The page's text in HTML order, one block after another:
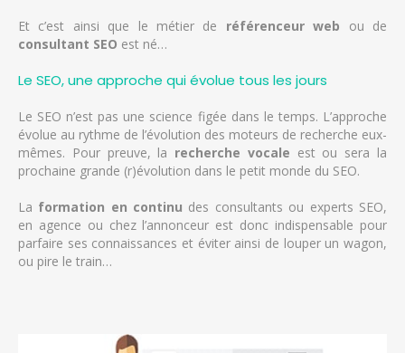
Et c’est ainsi que le métier de référenceur web ou de
consultant SEO est né…
Le SEO, une approche qui évolue tous les jours
Le SEO n’est pas une science figée dans le temps. L’approche
évolue au rythme de l’évolution des moteurs de recherche eux-
mêmes. Pour preuve, la recherche vocale est ou sera la
prochaine grande (r)évolution dans le petit monde du SEO.
La formation en continu des consultants ou experts SEO,
en agence ou chez l’annonceur est donc indispensable pour
parfaire ses connaissances et éviter ainsi de louper un wagon,
ou pire le train…